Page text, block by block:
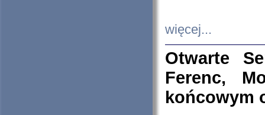
więcej...
Otwarte
Ferenc,
końcowym